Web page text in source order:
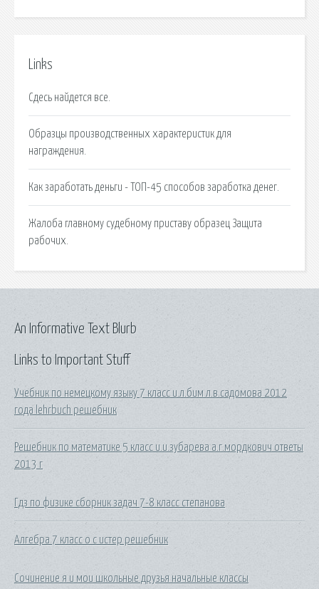
Links
Сдесь найдется все.
Образцы производственных характеристик для
награждения.
Как заработать деньги - ТОП-45 способов заработка денег.
Жалоба главному судебному приставу образец Защита
рабочих.
Links to Important Stuff
Учебник по немецкому языку 7 класс и.л.бим л.в.садомова 2012
года lehrbuch решебник
Решебник по математике 5 класс и.и.зубарева а.г.мордкович ответы
2013 г
Гдз по физике сборник задач 7-8 класс степанова
Алгебра 7 класс о с истер решебник
Сочинение я и мои школьные друзья начальные классы
An Informative Text Blurb